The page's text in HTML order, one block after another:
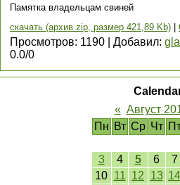
Памятка владельцам свиней
скачать (архив zip, размер 421,89 Kb)
Просмотров: 1190 Добавил:
0.0/0
« Август
Пн Вт Ср Чт
3
4 5 6 7
10 11 12 13 14